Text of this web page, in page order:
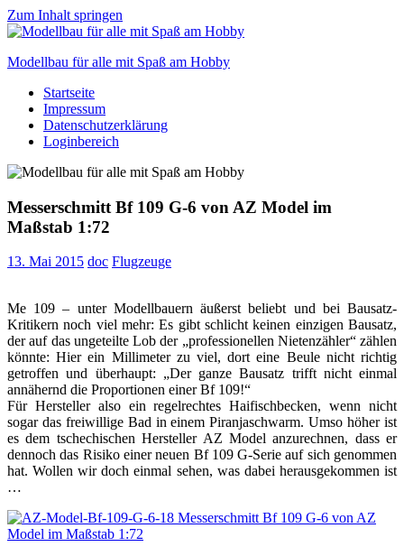
Zum Inhalt springen
Modellbau für alle mit Spaß am Hobby
Scale
modelling
to
Startseite
Impressum
Datenschutzerklärung
Loginbereich
Messerschmitt Bf 109 G-6 von AZ Model im
Maßstab 1:72
13. Mai 2015 doc Flugzeuge
Me 109 – unter Modellbauern äußerst beliebt und bei Bausatz-
Kritikern noch viel mehr: Es gibt schlicht keinen einzigen Bausatz,
der auf das ungeteilte Lob der „professionellen Nietenzähler“ zählen
könnte: Hier ein Millimeter zu viel, dort eine Beule nicht richtig
getroffen und überhaupt: „Der ganze Bausatz trifft nicht einmal
annähernd die Proportionen einer Bf 109!“
Für Hersteller also ein regelrechtes Haifischbecken, wenn nicht
sogar das freiwillige Bad in einem Piranjaschwarm. Umso höher ist
es dem tschechischen Hersteller AZ Model anzurechnen, dass er
dennoch das Risiko einer neuen Bf 109 G-Serie auf sich genommen
hat. Wollen wir doch einmal sehen, was dabei herausgekommen ist
…